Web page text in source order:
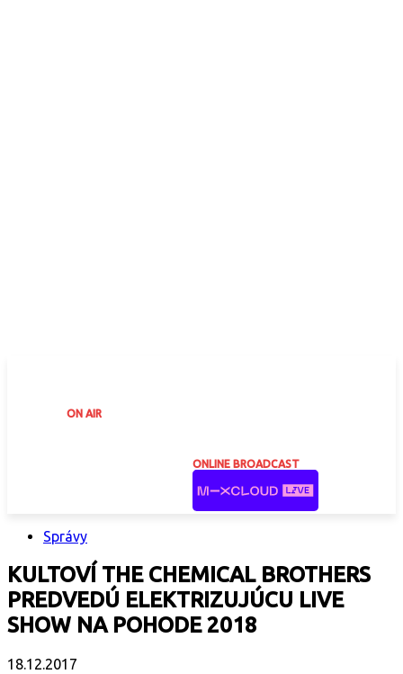
ON AIR
ONLINE BROADCAST
Správy
KULTOVÍ THE CHEMICAL BROTHERS
PREDVEDÚ ELEKTRIZUJÚCU LIVE
SHOW NA POHODE 2018
18.12.2017